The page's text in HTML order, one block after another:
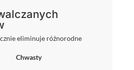
eliminuje różnorodne
Chwasty